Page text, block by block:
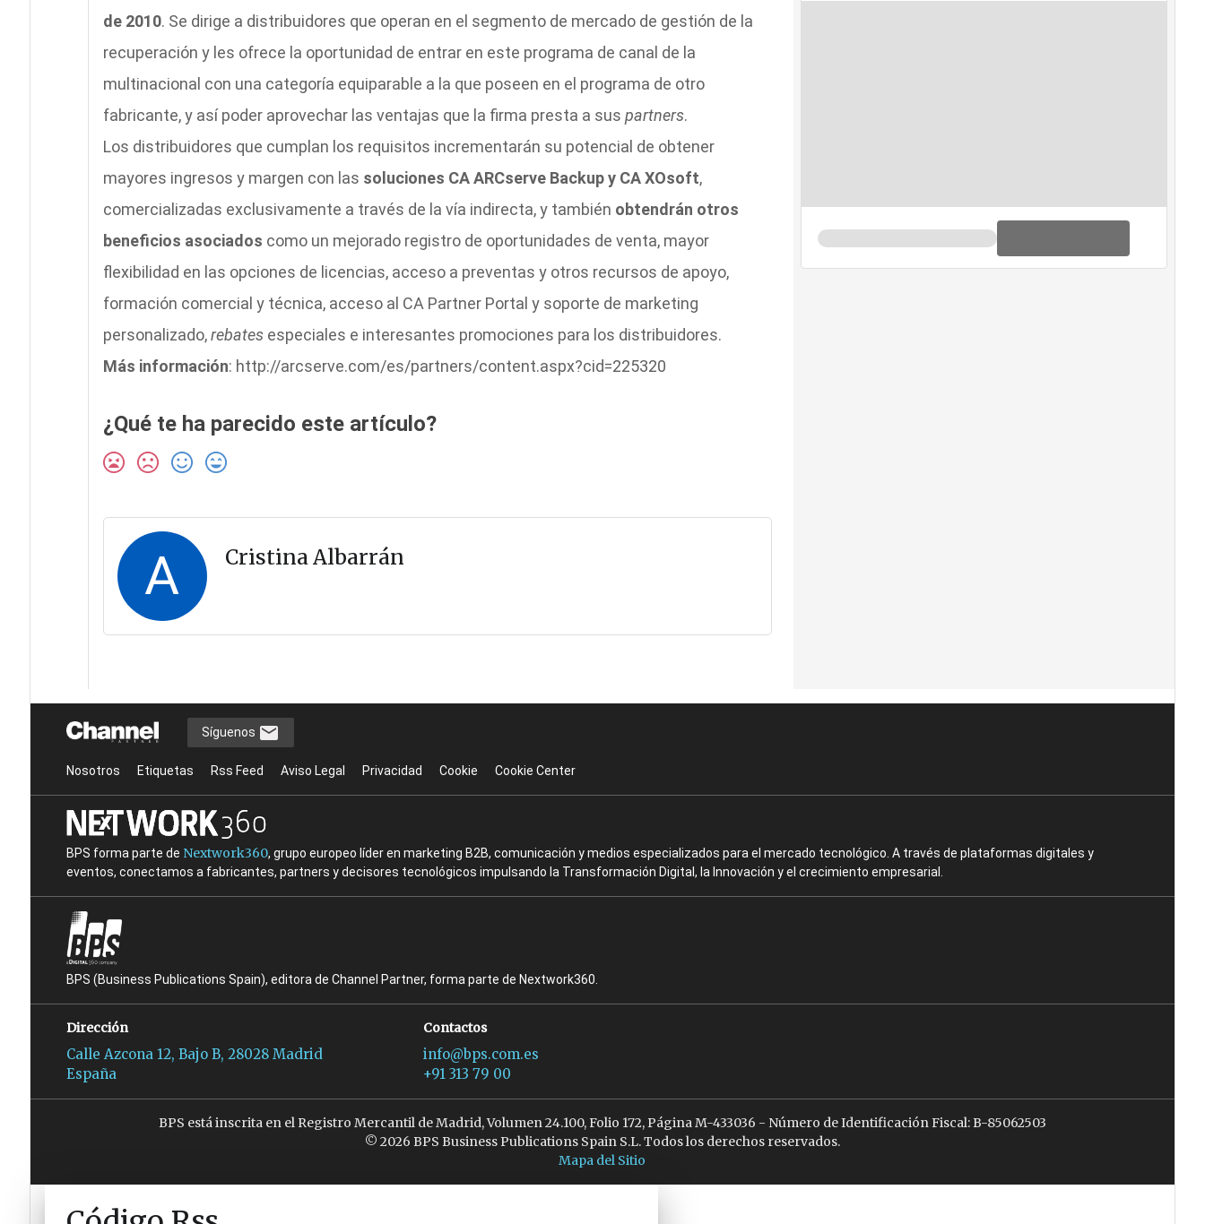
de 2010. Se dirige a distribuidores que operan en el segmento de mercado de gestión de la
recuperación y les ofrece la oportunidad de entrar en este programa de canal de la
multinacional con una categoría equiparable a la que poseen en el programa de otro
fabricante, y así poder aprovechar las ventajas que la firma presta a sus partners.
Los distribuidores que cumplan los requisitos incrementarán su potencial de obtener
mayores ingresos y margen con las soluciones CA ARCserve Backup y CA XOsoft,
comercializadas exclusivamente a través de la vía indirecta, y también obtendrán otros
beneficios asociados como un mejorado registro de oportunidades de venta, mayor
flexibilidad en las opciones de licencias, acceso a preventas y otros recursos de apoyo,
formación comercial y técnica, acceso al CA Partner Portal y soporte de marketing
personalizado,rebatesespeciales e interesantes promociones para los distribuidores.
Más información: http://arcserve.com/es/partners/content.aspx?cid=225320
¿Qué te ha parecido este artículo?
A Cristina Albarrán
Síguenos
Nosotros Etiquetas Rss Feed Aviso Legal Privacidad Cookie Cookie Center
BPS forma parte de Nextwork360, grupo europeo líder en marketing B2B, comunicación y medios especializados para el mercado tecnológico. A través de plataformas digitales y
eventos, conectamos a fabricantes, partners y decisores tecnológicos impulsando la Transformación Digital, la Innovación y el crecimiento empresarial.
BPS (Business Publications Spain), editora de Channel Partner, forma parte de Nextwork360.
Dirección
Calle Azcona 12, Bajo B, 28028 Madrid
España
Contactos
info@bps.com.es
+91 313 79 00
BPS está inscrita en el Registro Mercantil de Madrid, Volumen 24.100, Folio 172, Página M-433036 - Número de Identificación Fiscal: B-85062503
© 2026 BPS Business Publications Spain S.L. Todos los derechos reservados.
Mapa del Sitio